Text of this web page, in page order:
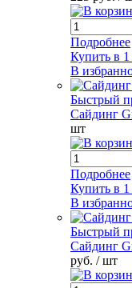
Подробнее
Купить в
В
Быстрый
Сайдинг
шт
Подробнее
Купить в
В
Быстрый
Сайдинг
руб. / шт